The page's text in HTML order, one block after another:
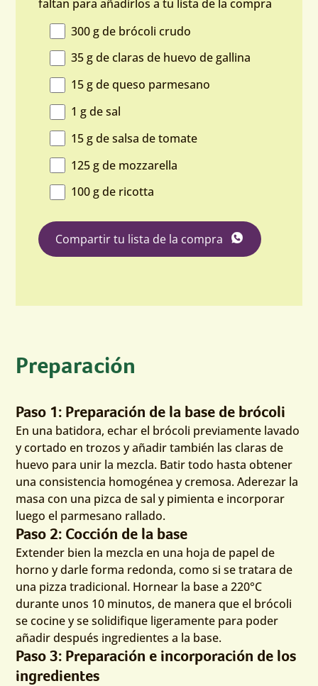
faltan para añadirlos a tu lista de la compra
300 g de brócoli crudo
35 g de claras de huevo de gallina
15 g de queso parmesano
1 g de sal
15 g de salsa de tomate
125 g de mozzarella
100 g de ricotta
Compartir tu lista de la compra
Preparación
Paso 1: Preparación de la base de brócoli
En una batidora, echar el brócoli previamente lavado
y cortado en trozos y añadir también las claras de
huevo para unir la mezcla. Batir todo hasta obtener
una consistencia homogénea y cremosa. Aderezar la
masa con una pizca de sal y pimienta e incorporar
luego el parmesano rallado.
Paso 2: Cocción de la base
Extender bien la mezcla en una hoja de papel de
horno y darle forma redonda, como si se tratara de
una pizza tradicional. Hornear la base a 220°C
durante unos 10 minutos, de manera que el brócoli
se cocine y se solidifique ligeramente para poder
añadir después ingredientes a la base.
Paso 3: Preparación e incorporación de los
ingredientes